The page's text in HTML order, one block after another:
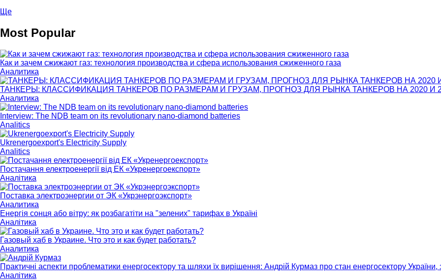
Ще
Most Popular
Как и зачем сжижают газ: технология производства и сфера использования сжиженного газа
Аналитика
ТАНКЕРЫ: КЛАССИФИКАЦИЯ ТАНКЕРОВ ПО РАЗМЕРАМ И ГРУЗАМ, ПРОГНОЗ ДЛЯ РЫНКА ТАНКЕРОВ НА 2020 И
Аналитика
Interview: The NDB team on its revolutionary nano-diamond batteries
Analitics
Ukrenergoexport's Electricity Supply
Analitics
Постачання електроенергії від ЕК «Укренергоекспорт»
Аналітика
Поставка электроэнергии от ЭК «Укрэнергоэкспорт»
Аналитика
Енергія сонця або вітру: як розбагатіти на "зелених" тарифах в Україні
Аналітика
Газовый хаб в Украине. Что это и как будет работать?
Аналитика
Практичні аспекти проблематики енергосектору та шляхи їх вирішення: Андрій Курмаз про стан енергосектору
Аналітика